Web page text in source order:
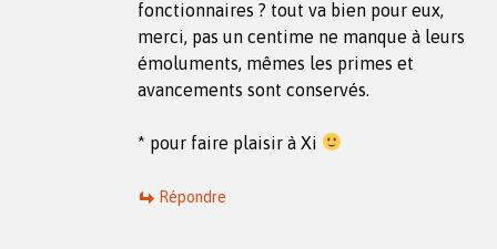
fonctionnaires ? tout va bien pour eux,
merci, pas un centime ne manque à leurs
émoluments, mêmes les primes et
avancements sont conservés.
* pour faire plaisir à Xi
Répondre